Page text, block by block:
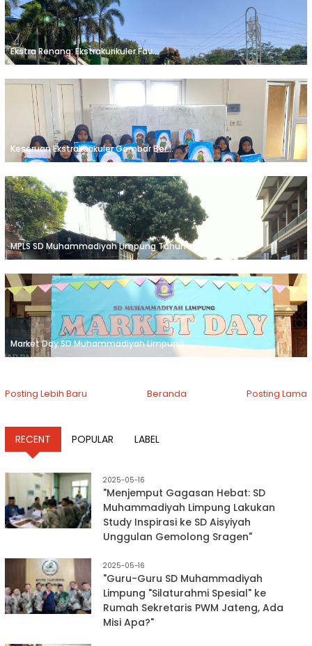
Ekstra Renang: Ekstrakurikuler Fav...
Keseruan Ekstrakurikuler Gambar Ber...
MPLS SD Muhammadiyah Limpung Tahun ...
Market Day SD Muhammadiyah Limpung ...
Posting Lebih Baru Posting Lama
Beranda
RECENT POPULAR LABEL
2025-05-16
"Menjemput Gagasan Hebat: SD
Muhammadiyah Limpung Lakukan
Study Inspirasi ke SD Aisyiyah
Unggulan Gemolong Sragen"
2025-05-16
"Guru-Guru SD Muhammadiyah
Limpung "Silaturahmi Spesial" ke
Rumah Sekretaris PWM Jateng, Ada
Misi Apa?"